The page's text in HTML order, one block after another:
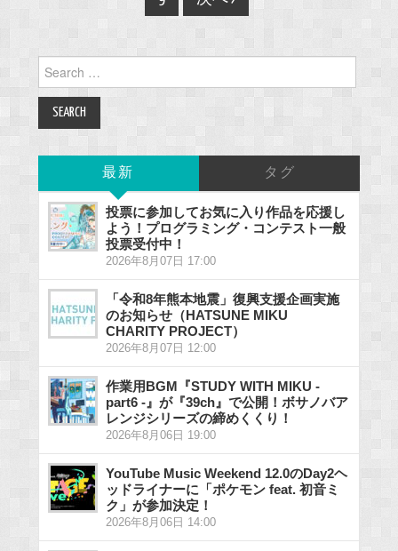
for:
最新 タグ
投票に参加してお気に入り作品を応援し
よう！プログラミング・コンテスト一般
投票受付中！
2026年8月07日 17:00
「令和8年熊本地震」復興支援企画実施
のお知らせ（HATSUNE MIKU
CHARITY PROJECT）
2026年8月07日 12:00
作業用BGM『STUDY WITH MIKU -
part6 -』が『39ch』で公開！ボサノバア
レンジシリーズの締めくくり！
2026年8月06日 19:00
YouTube Music Weekend 12.0のDay2ヘ
ッドライナーに「ポケモン feat. 初音ミ
ク」が参加決定！
2026年8月06日 14:00